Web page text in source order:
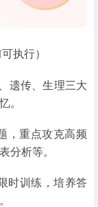
执行）
遗传、生理三大
。
，重点攻克高频
分析等。
时训练，培养答